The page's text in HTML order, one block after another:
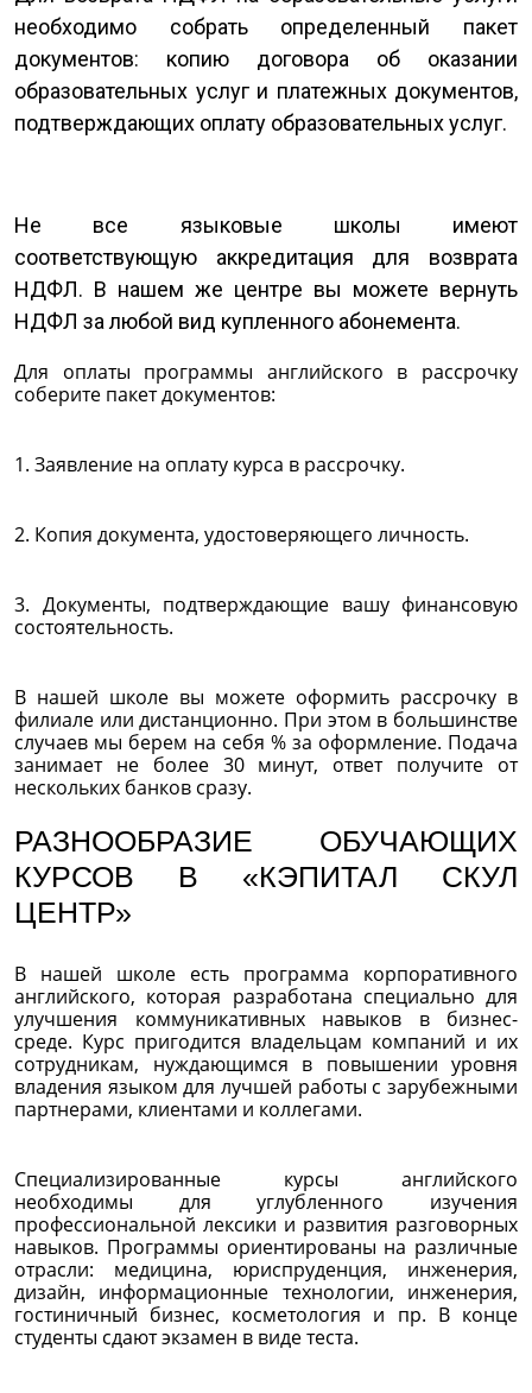
необходимо собрать определенный пакет
документов: копию договора об оказании
образовательных услуг и платежных документов,
подтверждающих оплату образовательных услуг.
Не все языковые школы имеют
соответствующую аккредитация для возврата
НДФЛ. В нашем же центре вы можете вернуть
НДФЛ за любой вид купленного абонемента.
Для оплаты программы английского в рассрочку
соберите пакет документов:
1. Заявление на оплату курса в рассрочку.
2. Копия документа, удостоверяющего личность.
3. Документы, подтверждающие вашу финансовую
состоятельность.
В нашей школе вы можете оформить рассрочку в
филиале или дистанционно. При этом в большинстве
случаев мы берем на себя % за оформление. Подача
занимает не более 30 минут, ответ получите от
нескольких банков сразу.
РАЗНООБРАЗИЕ ОБУЧАЮЩИХ
КУРСОВ В «КЭПИТАЛ СКУЛ
ЦЕНТР»
В нашей школе есть программа корпоративного
английского, которая разработана специально для
улучшения коммуникативных навыков в бизнес-
среде. Курс пригодится владельцам компаний и их
сотрудникам, нуждающимся в повышении уровня
владения языком для лучшей работы с зарубежными
партнерами, клиентами и коллегами.
Специализированные курсы английского
необходимы для углубленного изучения
профессиональной лексики и развития разговорных
навыков. Программы ориентированы на различные
отрасли: медицина, юриспруденция, инженерия,
дизайн, информационные технологии, инженерия,
гостиничный бизнес, косметология и пр. В конце
студенты сдают экзамен в виде теста.